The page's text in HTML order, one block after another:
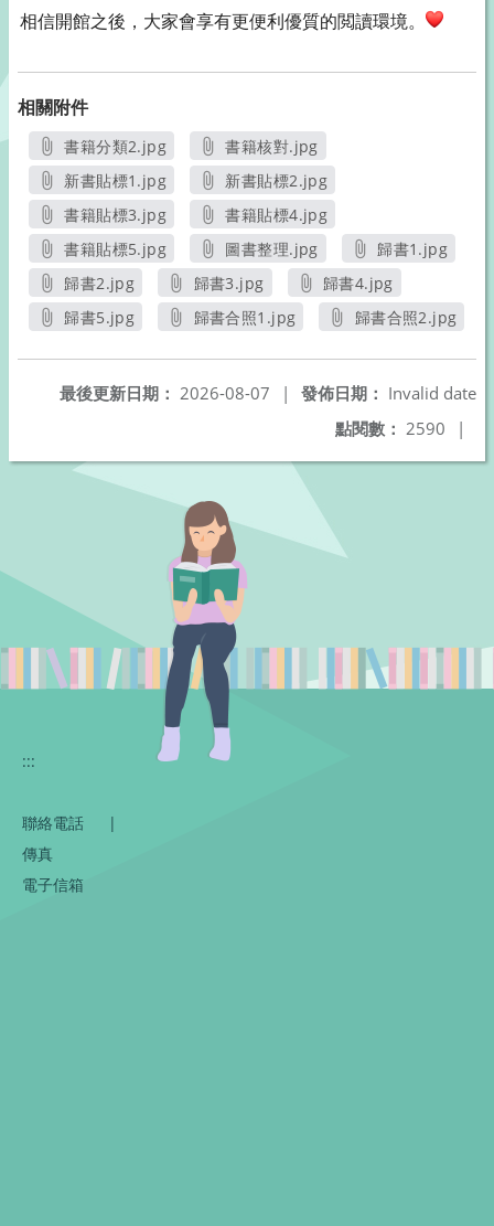
相信開館之後，大家會享有更便利優質的閲讀環境。
相關附件
書籍分類2.jpg
另開新視窗
書籍核對.jpg
另開新視窗
新書貼標1.jpg
另開新視窗
新書貼標2.jpg
另開新視窗
書籍貼標3.jpg
另開新視窗
書籍貼標4.jpg
另開新視窗
書籍貼標5.jpg
另開新視窗
圖書整理.jpg
另開新視窗
歸書1.jpg
另開新視窗
歸書2.jpg
另開新視窗
歸書3.jpg
另開新視窗
歸書4.jpg
另開新視窗
歸書5.jpg
歸書合照1.jpg
歸書合照2.jpg
發佈日期： Invalid date
最後更新日期： 2026-08-07
|
點閱數： 2590 |
:::
聯絡電話
|
傳真
電子信箱